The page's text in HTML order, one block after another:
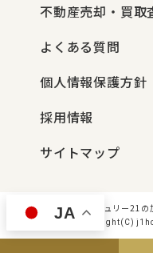
不動産売却・買取
よくある質問
個人情報保護方針
採用情報
サイトマップ
センチュリー21
Copyright(C)
JA